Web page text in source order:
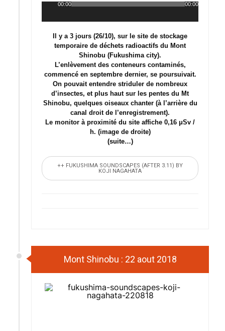
Lecteur
00:00 00:00
Il y a 3 jours (26/10), sur le site de stockage
temporaire de déchets radioactifs du Mont
Shinobu (Fukushima city).
L’enlèvement des conteneurs contaminés,
commencé en septembre dernier, se poursuivait.
On pouvait entendre striduler de nombreux
d’insectes, et plus haut sur les pentes du Mt
Shinobu, quelques oiseaux chanter (à l’arrière du
canal droit de l’enregistrement).
Le monitor à proximité du site affiche 0,16 μSv /
h. (image de droite)
(suite…)
++ FUKUSHIMA SOUNDSCAPES (AFTER 3.11) BY
KOJI NAGAHATA
Mont Shinobu : 22 aout 2018